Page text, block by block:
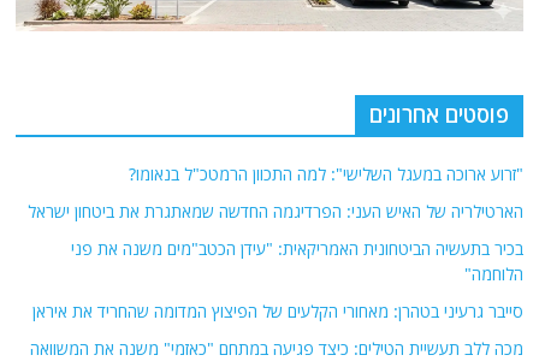
פוסטים אחרונים
"זרוע ארוכה במעגל השלישי": למה התכוון הרמטכ"ל בנאומו?
הארטילריה של האיש העני: הפרדיגמה החדשה שמאתגרת את ביטחון ישראל
בכיר בתעשיה הביטחונית האמריקאית: "עידן הכטב"מים משנה את פני
הלוחמה"
סייבר גרעיני בטהרן: מאחורי הקלעים של הפיצוץ המדומה שהחריד את איראן
מכה ללב תעשיית הטילים: כיצד פגיעה במתחם "כאזמי" משנה את המשוואה